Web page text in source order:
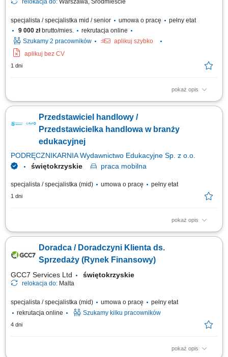
relokacja do: Warszawa, Śródmieście
specjalista / specjalistka mid / senior umowa o pracę
pełny etat
9 000 złbrutto/mies.
rekrutacja online
Szukamy 2 pracowników
aplikuj szybko
aplikuj bez CV
1 dni
pokaż opis
As a Sales Representative (Presales) with German – Hybrid, working on
#experienceTTEC Our employees have spoken. Our purpose, team, and
company culture are amazing and our Great Place to Work® certification
Przedstawiciel handlowy /
Przedstawicielka handlowa w branży
edukacyjnej
PODRĘCZNIKARNIA Wydawnictwo Edukacyjne Sp. z o.o.
świętokrzyskie
praca mobilna
specjalista / specjalistka (mid) umowa o pracę pełny etat
1 dni
pokaż opis
Opis stanowiska: Aktywne pozyskiwanie klientów instytucjonalnych i
Prowadzenie prezentacji rozwiązań edukacyjnych, asortymentu
rozwojowego oraz nowoczesnych elektroniki i wyposażenia dla
Doradca / Doradczyni Klienta ds.
Sprzedaży (Rynek Finansowy)
GCC7 Services Ltd świętokrzyskie
relokacja do: Malta
specjalista / specjalistka (mid) umowa o pracę
pełny etat
rekrutacja online
Szukamy kilku pracowników
4 dni
pokaż opis